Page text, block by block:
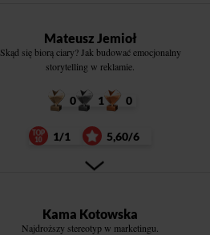
Mateusz Jemioł
Skąd się biorą ciary? Jak budować emocjonalny
storytelling w reklamie.
0 1 0
1/1 5,60/6
Kama Kotowska
Najdroższy stereotyp w marketingu.